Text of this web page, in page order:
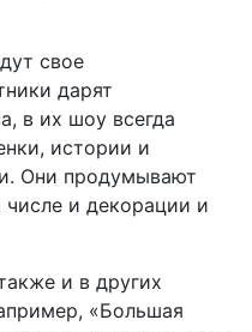
свое
дарят
в их шоу всегда
истории и
Они продумывают
и декорации и
и в других
«Большая